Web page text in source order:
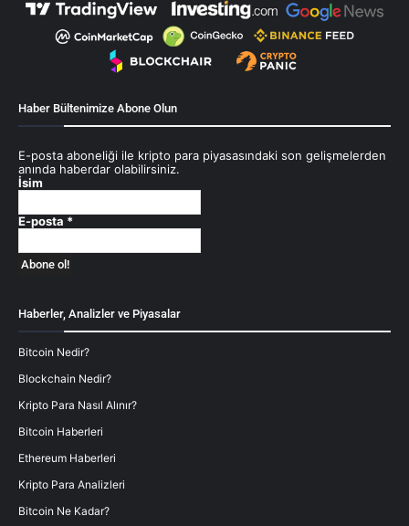
Haber Bültenimize Abone Olun
E-posta aboneliği ile kripto para piyasasındaki son gelişmelerden
anında haberdar olabilirsiniz.
İsim
E-posta *
Haberler, Analizler ve Piyasalar
Bitcoin Nedir?
Blockchain Nedir?
Kripto Para Nasıl Alınır?
Bitcoin Haberleri
Ethereum Haberleri
Kripto Para Analizleri
Bitcoin Ne Kadar?